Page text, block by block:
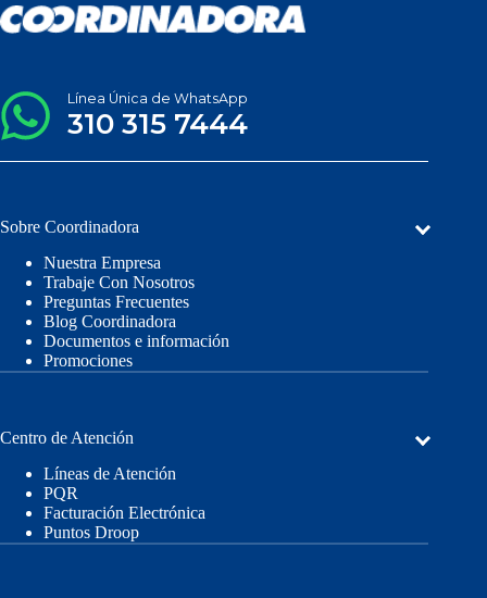
Línea Única de WhatsApp
310 315 7444
Sobre Coordinadora
Nuestra Empresa
Trabaje Con Nosotros
Preguntas Frecuentes
Blog Coordinadora
Documentos e información
Promociones
Centro de Atención
Líneas de Atención
PQR
Facturación Electrónica
Puntos Droop